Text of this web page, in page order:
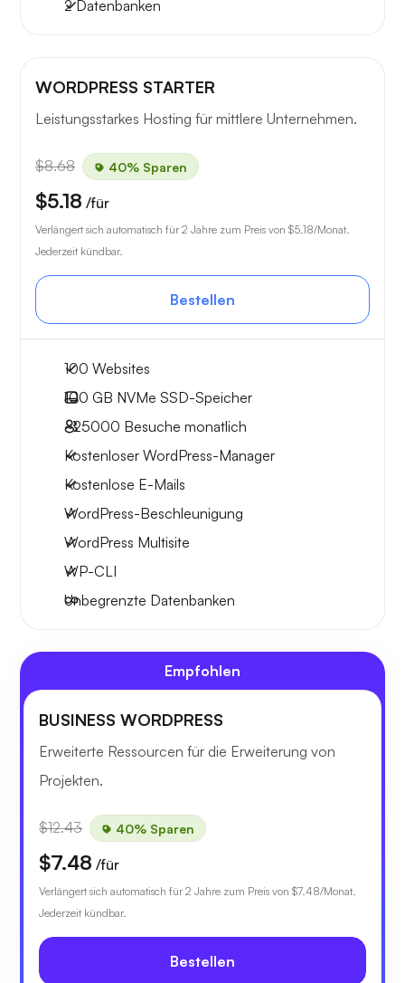
2 Datenbanken
WORDPRESS STARTER
Leistungsstarkes Hosting für mittlere Unternehmen.
$8.68 40% Sparen
$5.18 /für
Verlängert sich automatisch für 2 Jahre zum Preis von $5.18/Monat.
Jederzeit kündbar.
Bestellen
100 Websites
100 GB NVMe SSD-Speicher
~25000 Besuche monatlich
Kostenloser WordPress-Manager
Kostenlose E-Mails
WordPress-Beschleunigung
WordPress Multisite
WP-CLI
Unbegrenzte Datenbanken
Empfohlen
BUSINESS WORDPRESS
Erweiterte Ressourcen für die Erweiterung von
Projekten.
$12.43 40% Sparen
$7.48 /für
Verlängert sich automatisch für 2 Jahre zum Preis von $7.48/Monat.
Jederzeit kündbar.
Bestellen